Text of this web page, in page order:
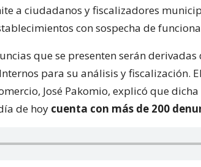
a ciudadanos y fiscalizadores
con sospecha de
que se presenten serán
para su análisis y fiscalización.
José Pakomio, explicó que
de hoy cuenta con más de 200